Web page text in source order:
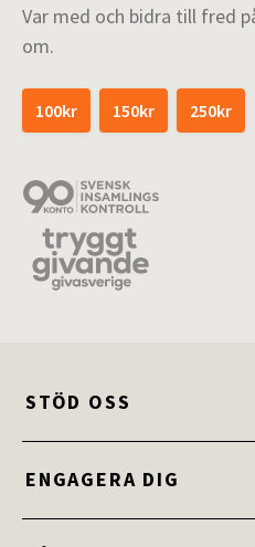
Var med och bidra till fred
om.
100kr 150kr 250kr
STÖD OSS
Ge en gåva
ENGAGERA DIG